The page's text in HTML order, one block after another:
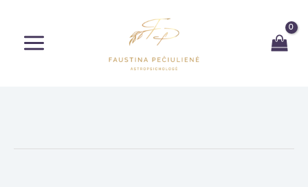
turinio